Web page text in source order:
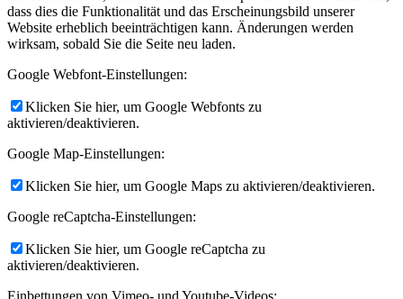
dass dies die Funktionalität und das Erscheinungsbild unserer
Website erheblich beeinträchtigen kann. Änderungen werden
wirksam, sobald Sie die Seite neu laden.
Google Webfont-Einstellungen:
Klicken Sie hier, um Google Webfonts zu
aktivieren/deaktivieren.
Google Map-Einstellungen:
Klicken Sie hier, um Google Maps zu aktivieren/deaktivieren.
Google reCaptcha-Einstellungen:
Klicken Sie hier, um Google reCaptcha zu
aktivieren/deaktivieren.
Einbettungen von Vimeo- und Youtube-Videos: